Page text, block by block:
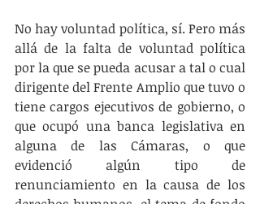
No hay voluntad política, sí. Pero más
allá de la falta de voluntad política
por la que se pueda acusar a tal o cual
dirigente del Frente Amplio que tuvo o
tiene cargos ejecutivos de gobierno, o
que ocupó una banca legislativa en
alguna de las Cámaras, o que
evidenció algún tipo de
renunciamiento en la causa de los